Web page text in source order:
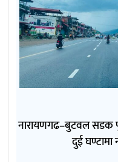
नारायणगढ–बुटवल सडक
दुई